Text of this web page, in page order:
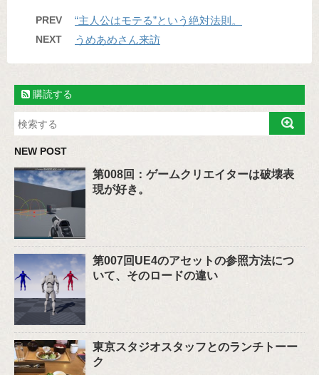
PREV “主人公はモテる”という絶対法則。
NEXT うめあめさん来訪
購読する
NEW POST
第008回：ゲームクリエイターは破壊表
現が好き。
第007回UE4のアセットの参照方法につ
いて、そのロードの違い
東京スタジオスタッフとのランチトーー
ク